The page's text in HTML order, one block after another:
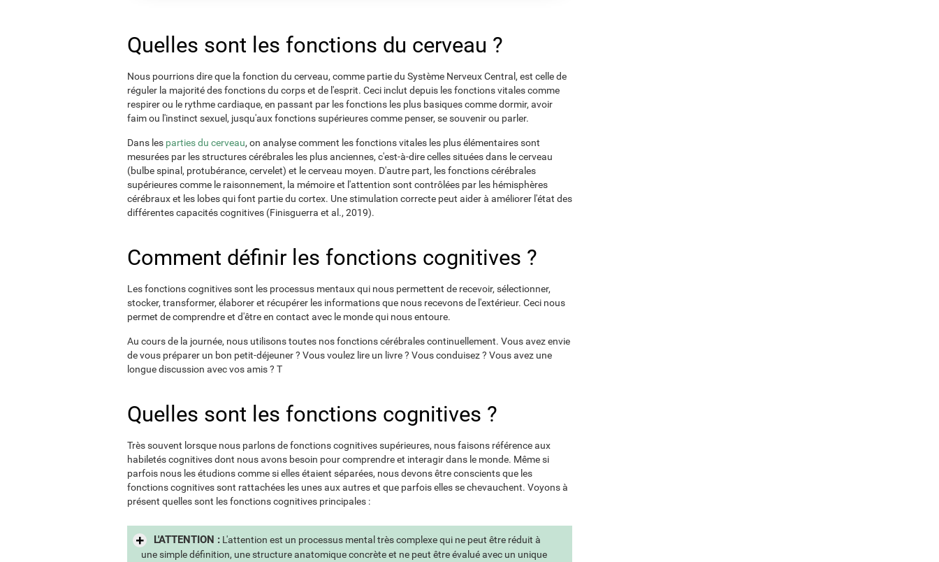
Quelles sont les fonctions du cerveau ?
Nous pourrions dire que la fonction du cerveau, comme partie du Système Nerveux Central, est celle de
réguler la majorité des fonctions du corps et de l'esprit. Ceci inclut depuis les fonctions vitales comme
respirer ou le rythme cardiaque, en passant par les fonctions les plus basiques comme dormir, avoir
faim ou l'instinct sexuel, jusqu'aux fonctions supérieures comme penser, se souvenir ou parler.
Dans les parties du cerveau, on analyse comment les fonctions vitales les plus élémentaires sont
mesurées par les structures cérébrales les plus anciennes, c'est-à-dire celles situées dans le cerveau
(bulbe spinal, protubérance, cervelet) et le cerveau moyen. D'autre part, les fonctions cérébrales
supérieures comme le raisonnement, la mémoire et l'attention sont contrôlées par les hémisphères
cérébraux et les lobes qui font partie du cortex. Une stimulation correcte peut aider à améliorer l'état des
différentes capacités cognitives (Finisguerra et al., 2019).
Comment définir les fonctions cognitives ?
Les fonctions cognitives sont les processus mentaux qui nous permettent de recevoir, sélectionner,
stocker, transformer, élaborer et récupérer les informations que nous recevons de l'extérieur. Ceci nous
permet de comprendre et d'être en contact avec le monde qui nous entoure.
Au cours de la journée, nous utilisons toutes nos fonctions cérébrales continuellement. Vous avez envie
de vous préparer un bon petit-déjeuner ? Vous voulez lire un livre ? Vous conduisez ? Vous avez une
longue discussion avec vos amis ? T
Quelles sont les fonctions cognitives ?
Très souvent lorsque nous parlons de fonctions cognitives supérieures, nous faisons référence aux
habiletés cognitives dont nous avons besoin pour comprendre et interagir dans le monde. Même si
parfois nous les étudions comme si elles étaient séparées, nous devons être conscients que les
fonctions cognitives sont rattachées les unes aux autres et que parfois elles se chevauchent. Voyons à
présent quelles sont les fonctions cognitives principales :
L'ATTENTION :L'attention est un processus mental très complexe qui ne peut être réduit à
une simple définition, une structure anatomique concrète et ne peut être évalué avec un unique